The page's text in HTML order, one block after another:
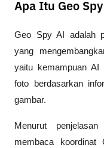
Apa Itu Geo
Geo Spy AI adalah
yang
yaitu kemampuan AI
foto berdasarkan
gambar.
Menurut
membaca